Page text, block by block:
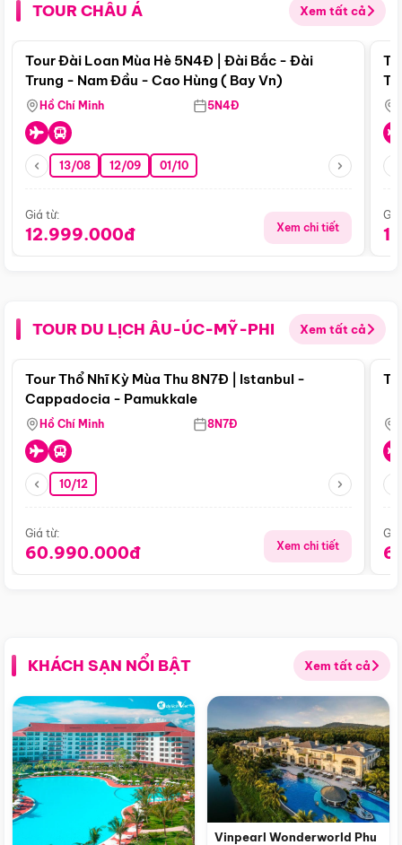
TOUR CHÂU Á Xem tất cả
Điểm nổi bật
Tour Đài Loan Mùa Hè 5N4Đ | Đài Bắc - Đài
Trung - Nam Đầu - Cao Hùng ( Bay Vn)
Hồ Chí Minh 5N4Đ
13/08 12/09 01/10
Giá từ:
12.999.000đ Xem chi tiết
TOUR DU LỊCH ÂU-ÚC-MỸ-PHI Xem tất cả
Điểm nổi bật
Tour Thổ Nhĩ Kỳ Mùa Thu 8N7Đ | Istanbul -
Cappadocia - Pamukkale
Hồ Chí Minh 8N7Đ
10/12
Giá từ:
60.990.000đ Xem chi tiết
KHÁCH SẠN NỔI BẬT Xem tất cả
Vinpearl Wonderworld Phu